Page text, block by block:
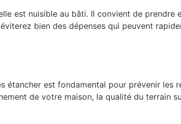
est nuisible au bâti. Il convient de prendre
bien des dépenses qui peuvent
étancher est fondamental pour prévenir les
de votre maison, la qualité du terrain